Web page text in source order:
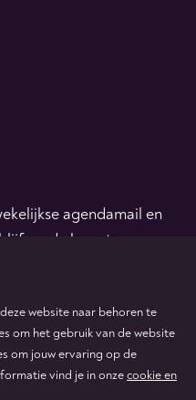
agendamail en
op de hoogte.
website naar behoren te
om het gebruik van de website
om jouw ervaring op de
vind je in onzecookie en